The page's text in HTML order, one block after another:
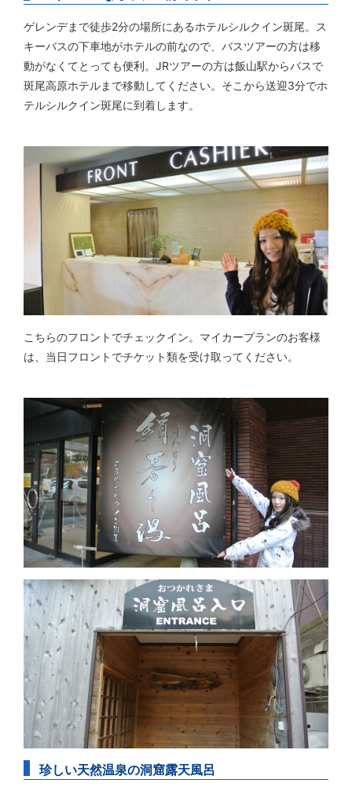
ゲレンデまで徒歩2分の場所にあるホテルシルクイン斑尾。ス
キーバスの下車地がホテルの前なので、バスツアーの方は移
動がなくてとっても便利。JRツアーの方は飯山駅からバスで
斑尾高原ホテルまで移動してください。そこから送迎3分でホ
テルシルクイン斑尾に到着します。
こちらのフロントでチェックイン。マイカープランのお客様
は、当日フロントでチケット類を受け取ってください。
珍しい天然温泉の洞窟露天風呂